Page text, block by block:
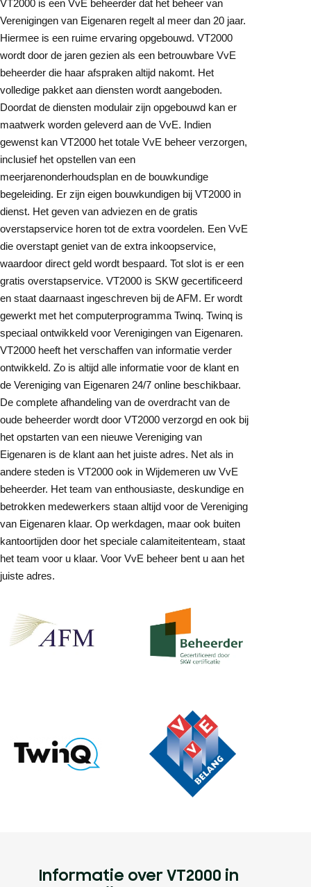
VT2000 is een VvE beheerder dat het beheer van
Verenigingen van Eigenaren regelt al meer dan 20 jaar.
Hiermee is een ruime ervaring opgebouwd. VT2000
wordt door de jaren gezien als een betrouwbare VvE
beheerder die haar afspraken altijd nakomt. Het
volledige pakket aan diensten wordt aangeboden.
Doordat de diensten modulair zijn opgebouwd kan er
maatwerk worden geleverd aan de VvE. Indien
gewenst kan VT2000 het totale VvE beheer verzorgen,
inclusief het opstellen van een
meerjarenonderhoudsplan en de bouwkundige
begeleiding. Er zijn eigen bouwkundigen bij VT2000 in
dienst. Het geven van adviezen en de gratis
overstapservice horen tot de extra voordelen. Een VvE
die overstapt geniet van de extra inkoopservice,
waardoor direct geld wordt bespaard. Tot slot is er een
gratis overstapservice. VT2000 is SKW gecertificeerd
en staat daarnaast ingeschreven bij de AFM. Er wordt
gewerkt met het computerprogramma Twinq. Twinq is
speciaal ontwikkeld voor Verenigingen van Eigenaren.
VT2000 heeft het verschaffen van informatie verder
ontwikkeld. Zo is altijd alle informatie voor de klant en
de Vereniging van Eigenaren 24/7 online beschikbaar.
De complete afhandeling van de overdracht van de
oude beheerder wordt door VT2000 verzorgd en ook bij
het opstarten van een nieuwe Vereniging van
Eigenaren is de klant aan het juiste adres. Net als in
andere steden is VT2000 ook in Wijdemeren uw VvE
beheerder. Het team van enthousiaste, deskundige en
betrokken medewerkers staan altijd voor de Vereniging
van Eigenaren klaar. Op werkdagen, maar ook buiten
kantoortijden door het speciale calamiteitenteam, staat
het team voor u klaar. Voor VvE beheer bent u aan het
juiste adres.
Informatie over VT2000 in